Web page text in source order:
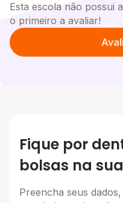
Esta escola não possui
o primeiro a avaliar!
Fique por
bolsas na
Preencha seus